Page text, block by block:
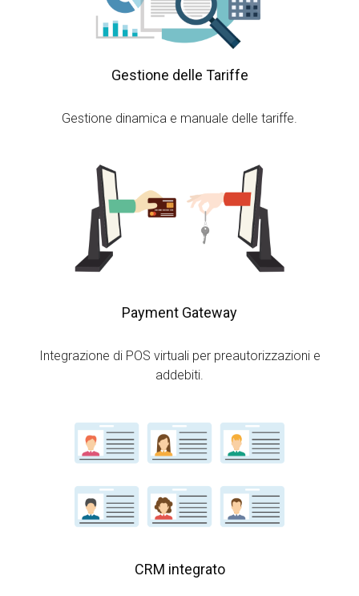
Gestione delle Tariffe
Gestione dinamica e manuale delle tariffe.
Payment Gateway
Integrazione di POS virtuali per preautorizzazioni e
addebiti.
CRM integrato